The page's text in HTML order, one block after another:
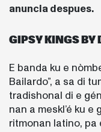
anuncia despues.
GIPSY KINGS BY
E banda ku e
Bailardo”, a sa di
tradishonal di e
nan a meskl’é ku e
ritmonan latino,